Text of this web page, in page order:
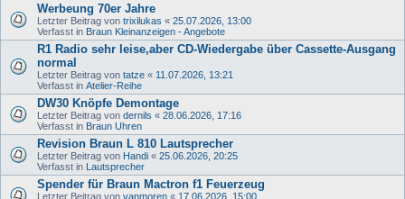
Werbeung 70er Jahre
Letzter Beitrag von trixilukas « 25.07.2026, 13:00
Verfasst in Braun Kleinanzeigen - Angebote
R1 Radio sehr leise,aber CD-Wiedergabe über Cassette-Ausgang
normal
Letzter Beitrag von tatze « 11.07.2026, 13:21
Verfasst in Atelier-Reihe
DW30 Knöpfe Demontage
Letzter Beitrag von dernils « 28.06.2026, 17:16
Verfasst in Braun Uhren
Revision Braun L 810 Lautsprecher
Letzter Beitrag von Handi « 25.06.2026, 20:25
Verfasst in Lautsprecher
Spender für Braun Mactron f1 Feuerzeug
Letzter Beitrag von vanmoren « 17.06.2026, 15:00